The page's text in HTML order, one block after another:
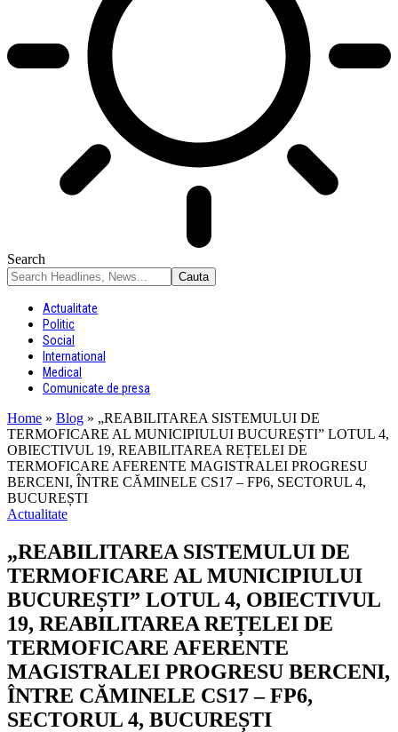
Search
Actualitate
Politic
Social
International
Medical
Comunicate de presa
Home » Blog » „REABILITAREA SISTEMULUI DE
TERMOFICARE AL MUNICIPIULUI BUCUREȘTI” LOTUL 4,
OBIECTIVUL 19, REABILITAREA REȚELEI DE
TERMOFICARE AFERENTE MAGISTRALEI PROGRESU
BERCENI, ÎNTRE CĂMINELE CS17 – FP6, SECTORUL 4,
BUCUREȘTI
Actualitate
„REABILITAREA SISTEMULUI DE
TERMOFICARE AL MUNICIPIULUI
BUCUREȘTI” LOTUL 4, OBIECTIVUL
19, REABILITAREA REȚELEI DE
TERMOFICARE AFERENTE
MAGISTRALEI PROGRESU BERCENI,
ÎNTRE CĂMINELE CS17 – FP6,
SECTORUL 4, BUCUREȘTI